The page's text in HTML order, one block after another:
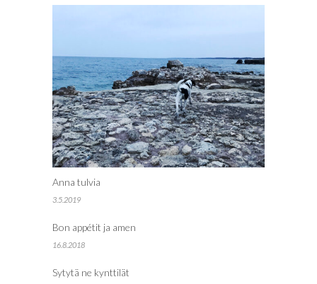
Anna tulvia
3.5.2019
Bon appétit ja amen
16.8.2018
Sytytä ne kynttilät